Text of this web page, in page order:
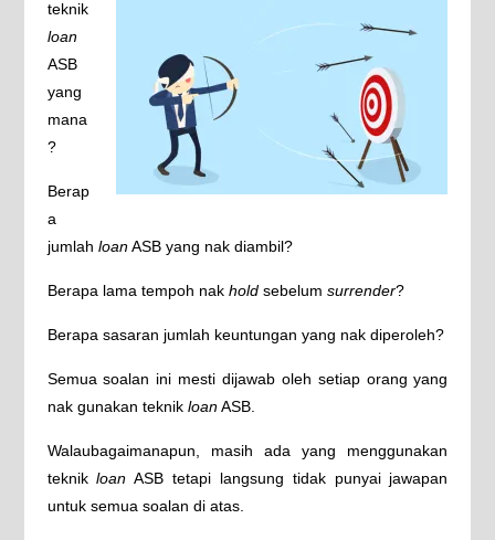
teknik
loan
ASB
yang
mana
?
Berap
a
jumlah loanASB yang nak diambil?
Berapa lama tempoh nak holdsebelum surrender?
Berapa sasaran jumlah keuntungan yang nak diperoleh?
Semua soalan ini mesti dijawab oleh setiap orang yang
nak gunakan teknik loanASB.
Walaubagaimanapun, masih ada yang menggunakan
teknikloan ASB tetapi langsung tidak punyai jawapan
untuk semua soalan di atas.